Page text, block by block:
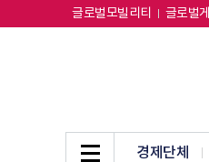
글로벌모빌리티 글로벌
경제단체